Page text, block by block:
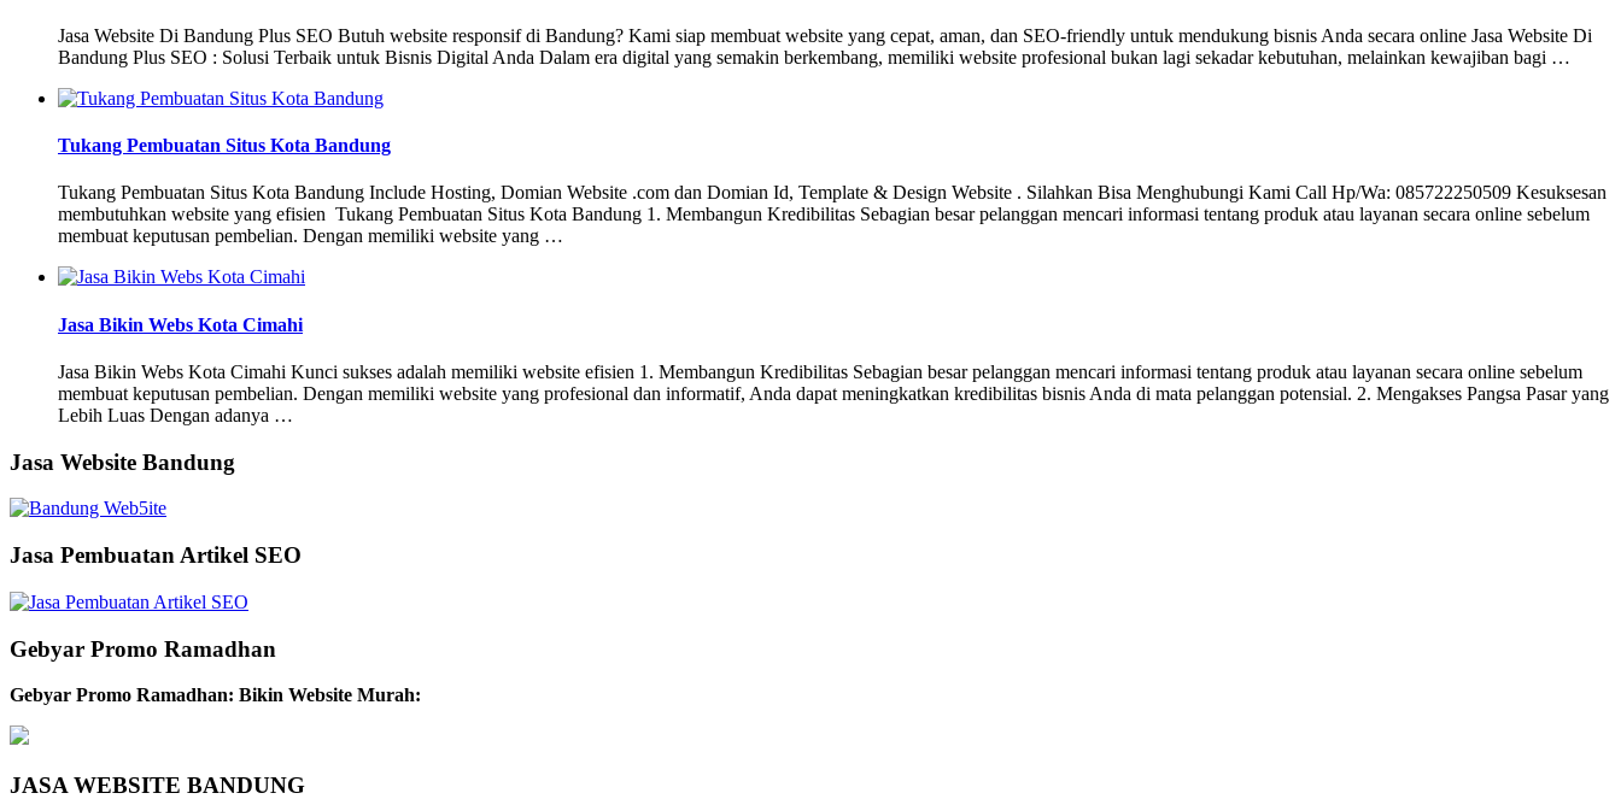
Jasa Website Di Bandung Plus SEO Butuh website responsif di Bandung? Kami siap membuat website yang cepat, aman, dan SEO-friendly untuk mendukung bisnis Anda secara online Jasa Website Di
Bandung Plus SEO : Solusi Terbaik untuk Bisnis Digital Anda Dalam era digital yang semakin berkembang, memiliki website profesional bukan lagi sekadar kebutuhan, melainkan kewajiban bagi …
Tukang Pembuatan Situs Kota Bandung
Tukang Pembuatan Situs Kota Bandung Include Hosting, Domian Website .com dan Domian Id, Template & Design Website . Silahkan Bisa Menghubungi Kami Call Hp/Wa: 085722250509 Kesuksesan
membutuhkan website yang efisien Tukang Pembuatan Situs Kota Bandung 1. Membangun Kredibilitas Sebagian besar pelanggan mencari informasi tentang produk atau layanan secara online sebelum
membuat keputusan pembelian. Dengan memiliki website yang …
Jasa Bikin Webs Kota Cimahi
Jasa Bikin Webs Kota Cimahi Kunci sukses adalah memiliki website efisien 1. Membangun Kredibilitas Sebagian besar pelanggan mencari informasi tentang produk atau layanan secara online sebelum
membuat keputusan pembelian. Dengan memiliki website yang profesional dan informatif, Anda dapat meningkatkan kredibilitas bisnis Anda di mata pelanggan potensial. 2. Mengakses Pangsa Pasar yang
Lebih Luas Dengan adanya …
Jasa Website Bandung
Jasa Pembuatan Artikel SEO
Gebyar Promo Ramadhan
Gebyar Promo Ramadhan: Bikin Website Murah:
JASA WEBSITE BANDUNG